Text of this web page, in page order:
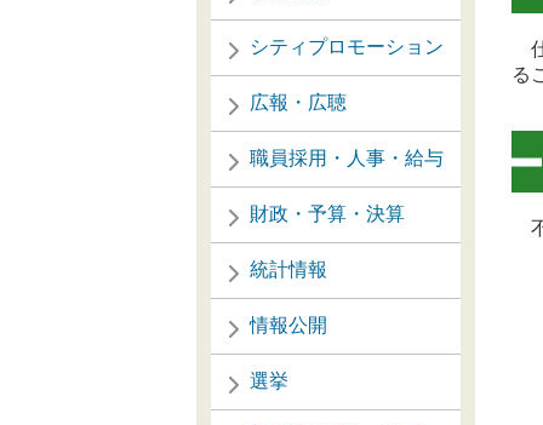
シティプロモーション
広報・広聴
職員採用・人事・給与
財政・予算・決算
統計情報
情報公開
選挙
る